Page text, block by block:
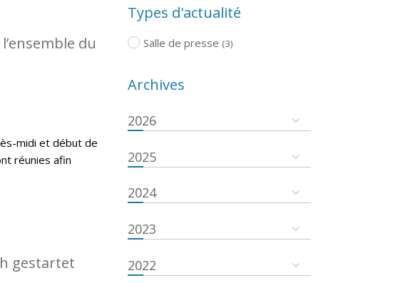
du
midi et début de
réunies afin
gestartet
Types d'actualité
Salle de presse (3)
Archives
2026
2025
2024
2023
2022